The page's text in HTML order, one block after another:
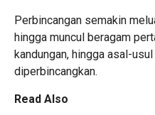
Perbincangan semakin
hingga muncul beragam
kandungan, hingga asal-
diperbincangkan.
Read Also